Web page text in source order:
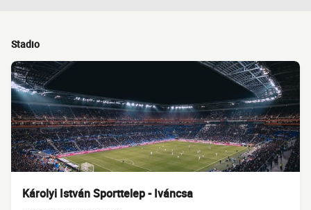
Stadio
Károlyi István Sporttelep - Iváncsa